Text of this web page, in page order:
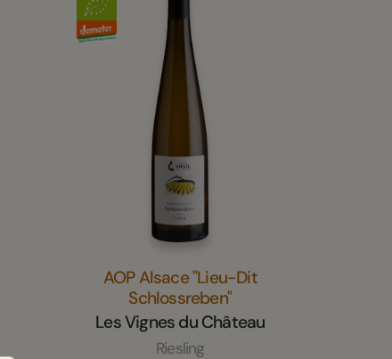
AOP Alsace "Lieu-Dit
Schlossreben"
Les Vignes du Château
Riesling